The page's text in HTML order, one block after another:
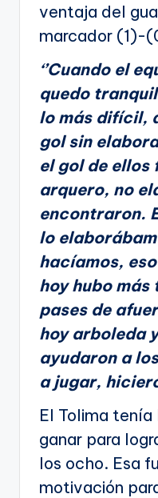
ventaja del
marcador (1)-
‘’Cuando el
quedo
lo más difícil,
gol sin
el gol de ellos
arquero, no
encontraron.
lo
hacíamos,
hoy hubo
pases de
hoy arboleda
ayudaron a
a jugar,
El Tolima
ganar para
los ocho. Esa
motivación